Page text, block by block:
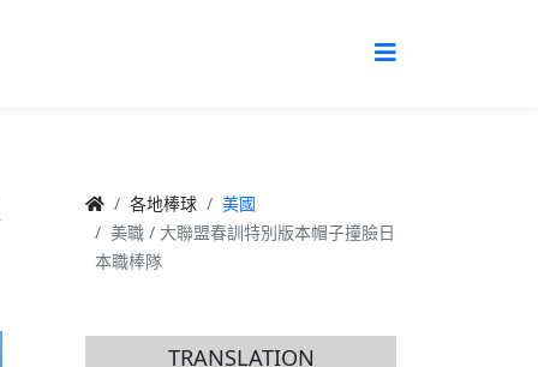
各地棒球
美國
美職 / 大聯盟春訓特別版本帽子撞臉日
本職棒隊
TRANSLATION